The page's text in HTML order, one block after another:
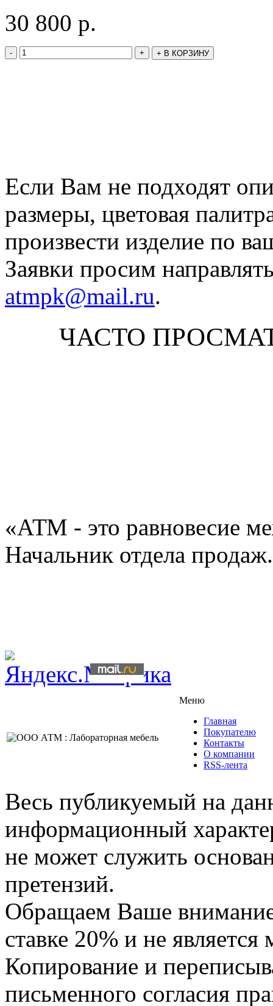
30 800 р.
- + + В КОРЗИНУ
Если Вам не подходят
размеры, цветовая
произвести изделие по
Заявки просим
atmpk@mail.ru.
ЧАСТО
«АТМ - это равновесие
Начальник отдела продаж.
Меню
Главная
Покупателю
Контакты
О компании
RSS-лента
Весь публикуемый на
информационный
не может служить
претензий.
Обращаем Ваше
ставке 20% и не
Копирование и
письменного согласия